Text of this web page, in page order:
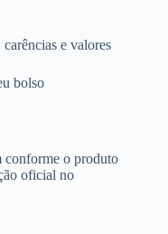
e valores
bolso
conforme o produto
oficial no